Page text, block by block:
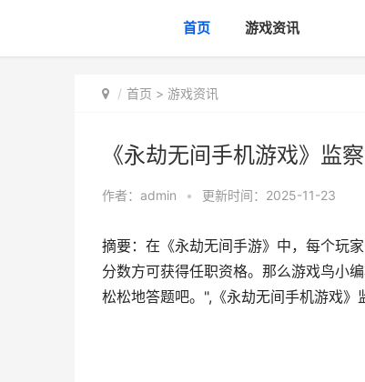
首页 游戏资讯
首页 > 游戏资讯
《永劫无间手机游戏》监
作者： admin • 更新时间：2025-11-23
摘要：在《永劫无间手游》中，每个玩
分数方可获得任职资格。那么游戏鸟小
松松地答题吧。",《永劫无间手机游戏